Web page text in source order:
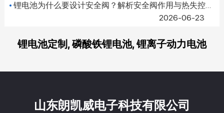
锂电池为什么要设计安全阀？解析安全阀作用与热失控防护机制
2026-06-23
锂电池定制, 磷酸铁锂电池, 锂离子动力电池
山东朗凯威电子科技有限公司